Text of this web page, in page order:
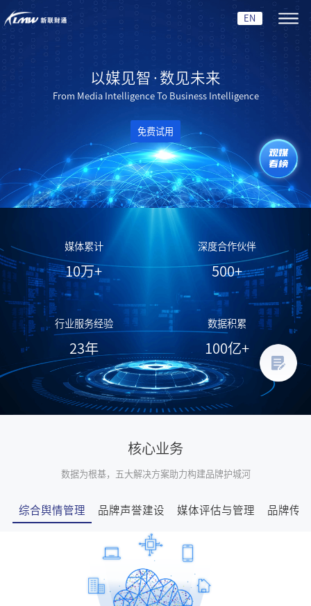
EN
以媒见智·数见未来
From Media Intelligence To Business Intelligence
免费试用
媒体累计
10万+
深度合作伙伴
500+
行业服务经验
23年
数据积累
100亿+
核心业务
数据为根基，五大解决方案助力构建品牌护城河
综合舆情管理 品牌声誉建设 媒体评估与管理 品牌传
观媒
看榜